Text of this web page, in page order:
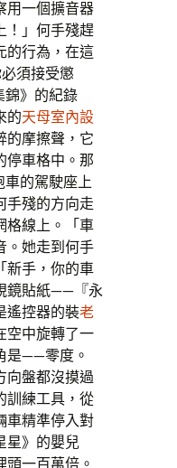
用一個擴音器
！」何手殘趕
的行為，在這
須接受懲
錦》的紀錄
的天母室內設
的摩擦聲，它
停車格中。那
的駕駛座上
手殘的方向走
格線上。「車
。她走到何手
新手，你的車
鏡貼紙——『永
遙控器的裝老
空中旋轉了一
是——零度。
向盤都沒摸過
訓練工具，從
車精準停入對
星》的嬰兒
頭一百萬倍。